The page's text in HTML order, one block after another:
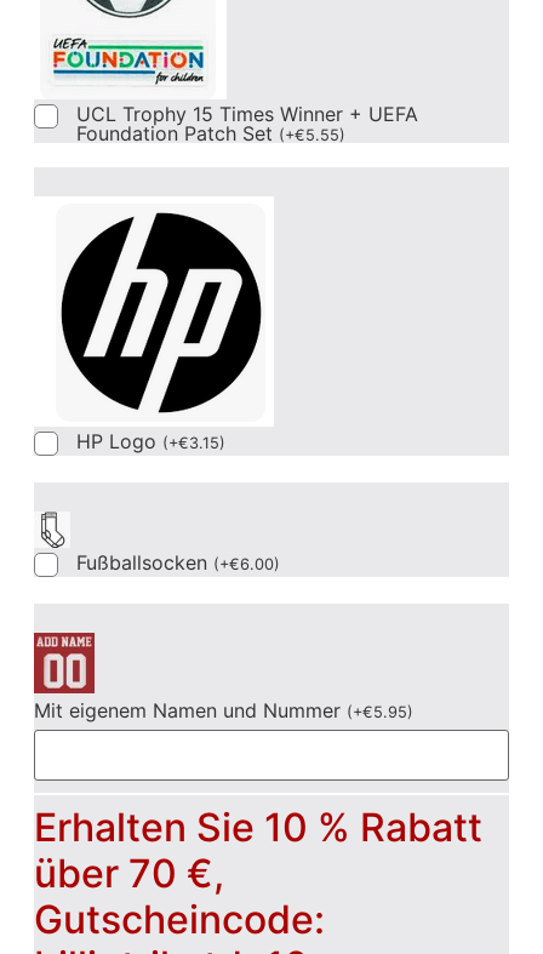
UCL Trophy 15 Times Winner + UEFA
Foundation Patch Set (+€5.55)
HP Logo (+€3.15)
Fußballsocken (+€6.00)
Mit eigenem Namen und Nummer (+€5.95)
Erhalten Sie 10 % Rabatt
über 70 €,
Gutscheincode: